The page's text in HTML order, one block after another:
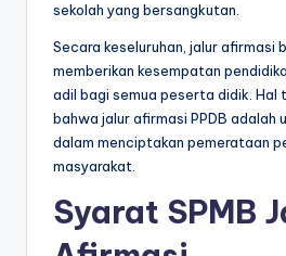
sekolah yang bersangkutan.
Secara keseluruhan, jalur afirmasi
memberikan kesempatan
adil bagi semua peserta didik. Hal
bahwa jalur afirmasi PPDB adalah
dalam menciptakan pemerataan
masyarakat.
Syarat SPMB